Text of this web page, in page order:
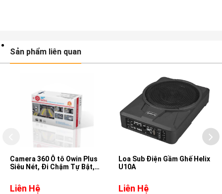
Sản phẩm liên quan
Camera 360 Ô tô Owin Plus
Siêu Nét, Đi Chậm Tự Bật,
Liên Hệ
Loa Sub Điện Gầm Ghế Helix
U10A
Liên Hệ